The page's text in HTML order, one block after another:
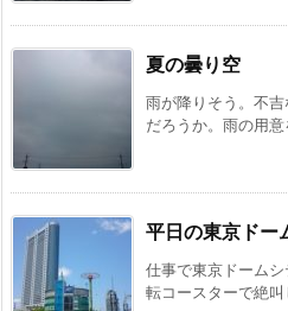
夏の曇り空
雨が降りそう。不
だろうか。雨の用
平日の東京ドー
仕事で東京ドーム
転コースターで絶